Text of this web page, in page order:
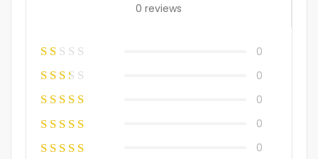
0 reviews
0
0
0
0
0